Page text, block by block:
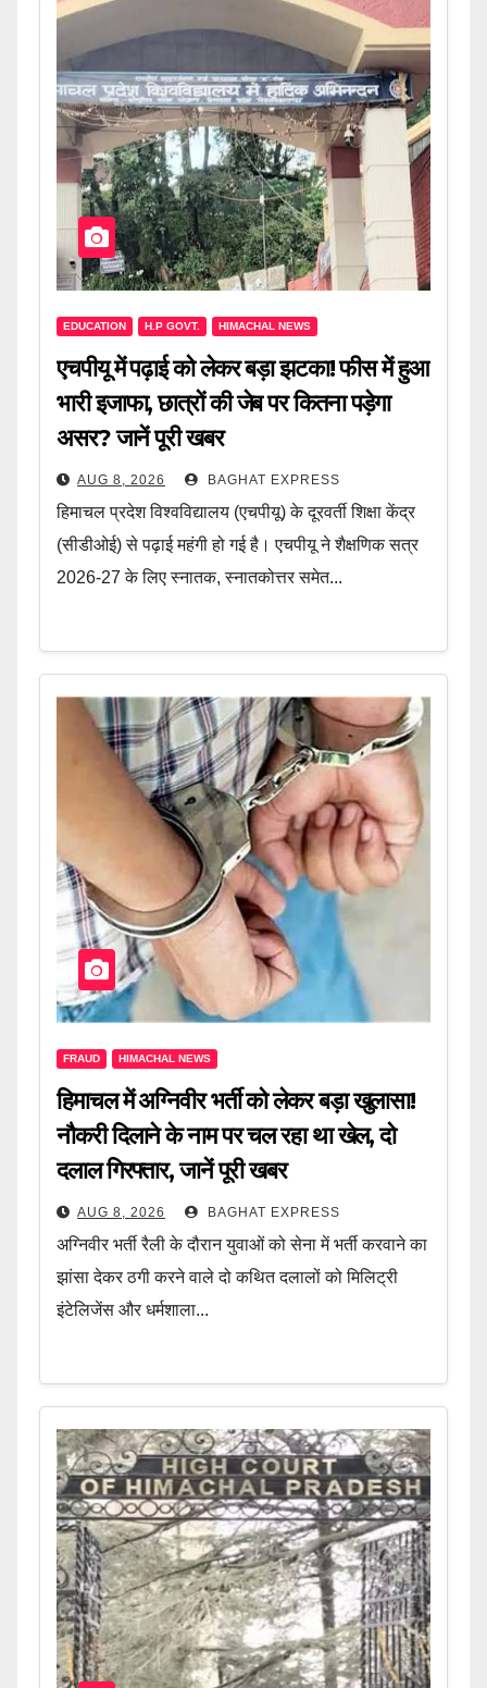
EDUCATION H.P GOVT. HIMACHAL NEWS
एचपीयू में पढ़ाई को लेकर बड़ा झटका! फीस में हुआ
भारी इजाफा, छात्रों की जेब पर कितना पड़ेगा
असर? जानें पूरी खबर
AUG 8, 2026 BAGHAT EXPRESS
हिमाचल प्रदेश विश्वविद्यालय (एचपीयू) के दूरवर्ती शिक्षा केंद्र
(सीडीओई) से पढ़ाई महंगी हो गई है। एचपीयू ने शैक्षणिक सत्र
2026-27 के लिए स्नातक, स्नातकोत्तर समेत...
FRAUD HIMACHAL NEWS
हिमाचल में अग्निवीर भर्ती को लेकर बड़ा खुलासा!
नौकरी दिलाने के नाम पर चल रहा था खेल, दो
दलाल गिरफ्तार, जानें पूरी खबर
AUG 8, 2026 BAGHAT EXPRESS
अग्निवीर भर्ती रैली के दौरान युवाओं को सेना में भर्ती करवाने का
झांसा देकर ठगी करने वाले दो कथित दलालों को मिलिट्री
इंटेलिजेंस और धर्मशाला...